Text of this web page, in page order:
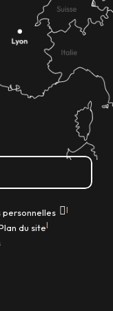
|
du site|